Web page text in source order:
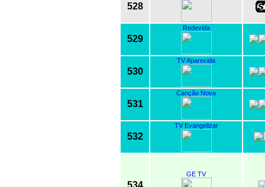
528
529
Redevida
530
TV Aparecida
531
Canção Nova
532
TV Evangelizar
534
GE TV